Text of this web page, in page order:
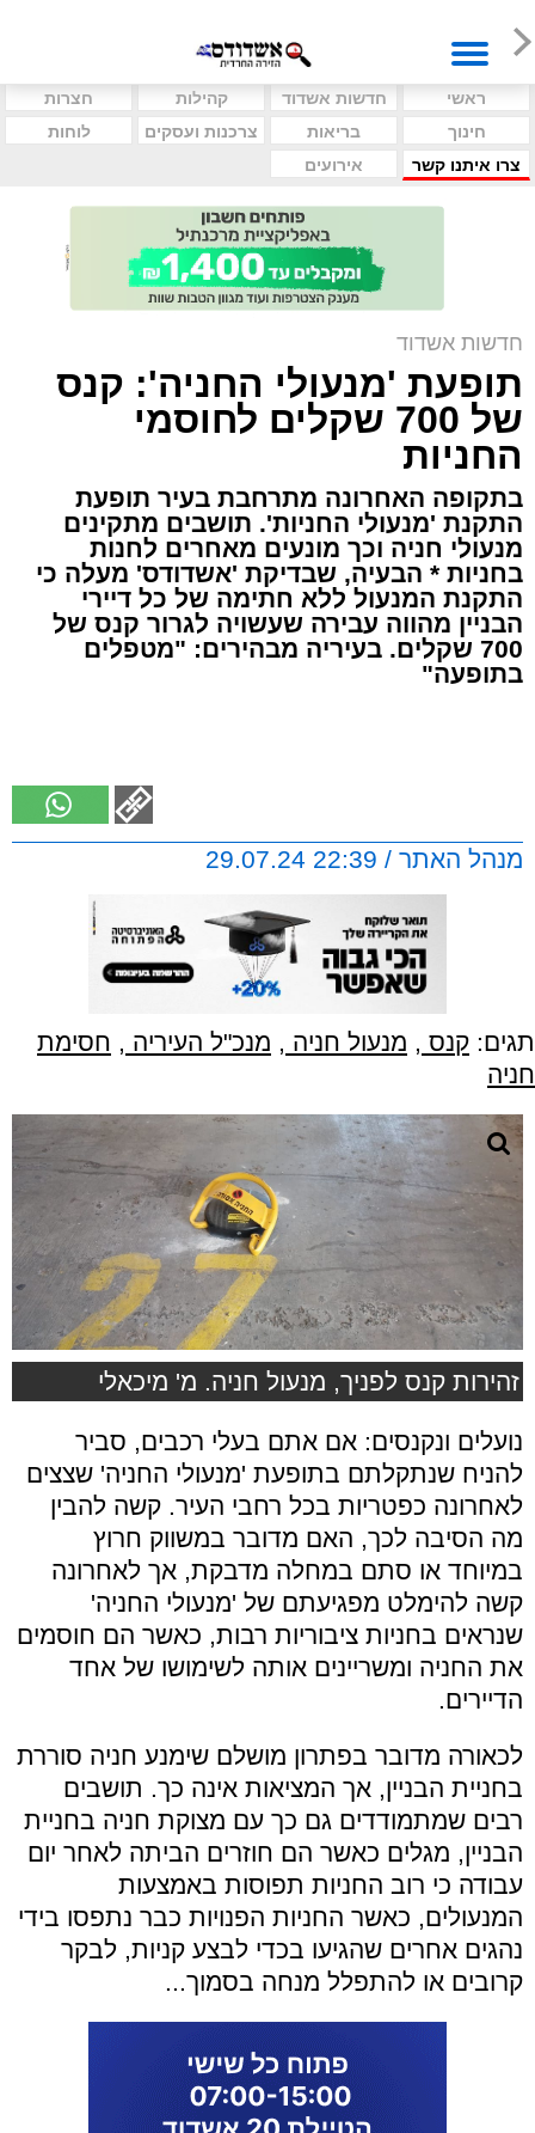
ראשי חדשות אשדוד קהילות
חצרות
חינוך
בריאות צרכנות ועסקים
לוחות
צרו איתנו קשר
אירועים
חדשות אשדוד
תופעת 'מנעולי החניה': קנס
של 700 שקלים לחוסמי
החניות
בתקופה האחרונה מתרחבת בעיר תופעת
התקנת 'מנעולי החניות'. תושבים מתקינים
מנעולי חניה וכך מונעים מאחרים לחנות
בחניות * הבעיה, שבדיקת 'אשדודס' מעלה כי
התקנת המנעול ללא חתימה של כל דיירי
הבניין מהווה עבירה שעשויה לגרור קנס של
700 שקלים. בעיריה מבהירים: "מטפלים
בתופעה"
מנהל האתר / 22:39 29.07.24
תגים: קנס , מנעול חניה , מנכ"ל העיריה , חסימת
חניה
זהירות קנס לפניך, מנעול חניה. מ' מיכאלי
נועלים ונקנסים: אם אתם בעלי רכבים, סביר
להניח שנתקלתם בתופעת 'מנעולי החניה' שצצים
לאחרונה כפטריות בכל רחבי העיר. קשה להבין
מה הסיבה לכך, האם מדובר במשווק חרוץ
במיוחד או סתם במחלה מדבקת, אך לאחרונה
קשה להימלט מפגיעתם של 'מנעולי החניה'
שנראים בחניות ציבוריות רבות, כאשר הם חוסמים
את החניה ומשריינים אותה לשימושו של אחד
הדיירים.
לכאורה מדובר בפתרון מושלם שימנע חניה סוררת
בחניית הבניין, אך המציאות אינה כך. תושבים
רבים שמתמודדים גם כך עם מצוקת חניה בחניית
הבניין, מגלים כאשר הם חוזרים הביתה לאחר יום
עבודה כי רוב החניות תפוסות באמצעות
המנעולים, כאשר החניות הפנויות כבר נתפסו בידי
נהגים אחרים שהגיעו בכדי לבצע קניות, לבקר
קרובים או להתפלל מנחה בסמוך...